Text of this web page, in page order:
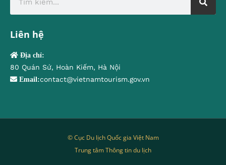
Liên hệ
Địa chỉ:
80 Quán Sứ, Hoàn Kiếm, Hà Nội
Email:contact@vietnamtourism.gov.vn
© Cục Du lịch Quốc gia Việt Nam
Trung tâm Thông tin du lịch